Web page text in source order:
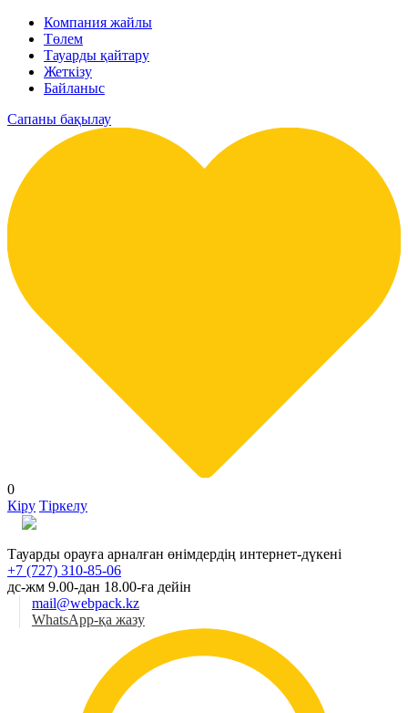
Компания жайлы
Төлем
Тауарды қайтару
Жеткізу
Байланыс
Сапаны бақылау
0
Кіру Тіркелу
Тауарды орауға арналған өнімдердің интернет-дүкені
+7 (727) 310-85-06
дс-жм 9.00-дан 18.00-ға дейін
mail@webpack.kz
WhatsApp-қа жазу